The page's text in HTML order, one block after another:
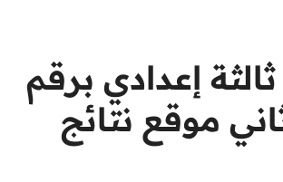
إعدادي برقم
2024 ترم ثاني موقع نتائج